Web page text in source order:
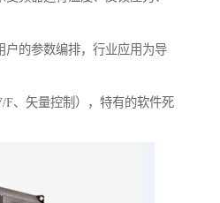
户的参数编排，行业应用为导
F、矢量控制），特有的软件死